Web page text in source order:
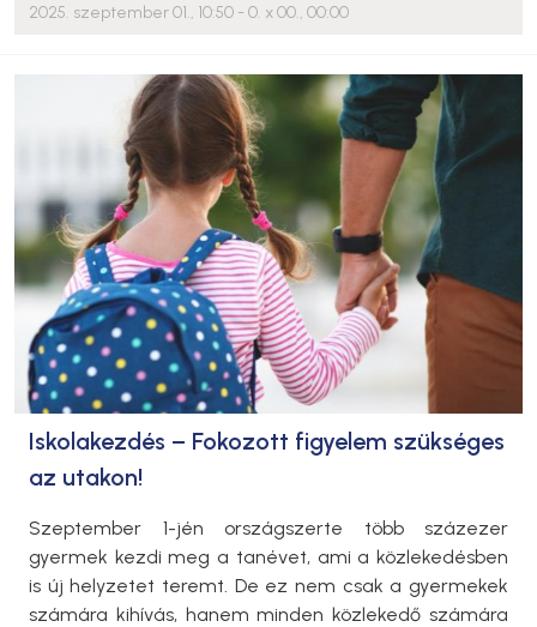
2025. szeptember 01., 10:50 - 0. x 00., 00:00
Iskolakezdés – Fokozott figyelem szükséges
az utakon!
Szeptember 1-jén országszerte több százezer
gyermek kezdi meg a tanévet, ami a közlekedésben
is új helyzetet teremt. De ez nem csak a gyermekek
számára kihívás, hanem minden közlekedő számára